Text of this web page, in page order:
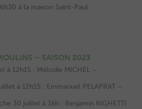
à la maison Saint-Paul.
– SAISON 2023
à 12h15 : Mélodie MICHEL –
à 12h15 : Emmanuel PELAPRAT –
30 juillet à 16h : Benjamin RIGHETTI